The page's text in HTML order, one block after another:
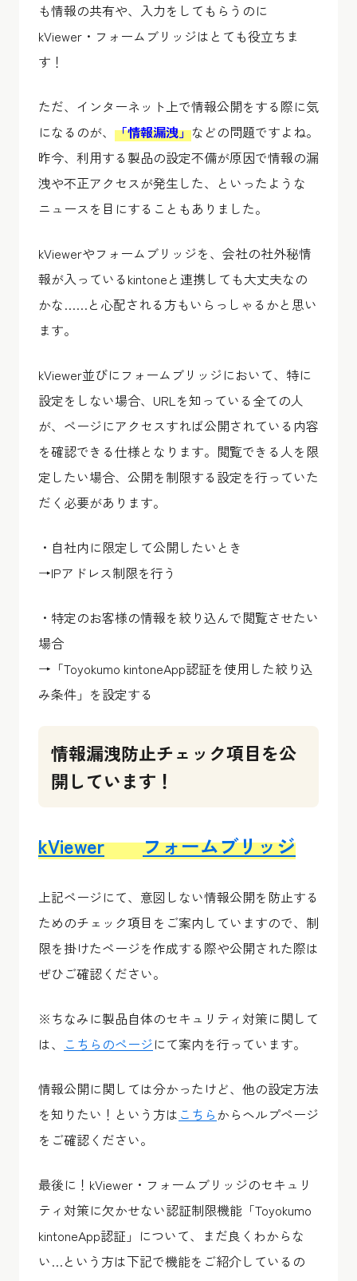
も情報の共有や、入力をしてもらうのに
kViewer・フォームブリッジはとても役立ちま
す！
ただ、インターネット上で情報公開をする際に気
になるのが、 「情報漏洩」などの問題ですよね。
昨今、利用する製品の設定不備が原因で情報の漏
洩や不正アクセスが発生した、といったような
ニュースを目にすることもありました。
kViewerやフォームブリッジを、会社の社外秘情
報が入っているkintoneと連携しても大丈夫なの
かな……と心配される方もいらっしゃるかと思い
ます。
kViewer並びにフォームブリッジにおいて、特に
設定をしない場合、URLを知っている全ての人
が、ページにアクセスすれば公開されている内容
を確認できる仕様となります。閲覧できる人を限
定したい場合、公開を制限する設定を行っていた
だく必要があります。
・自社内に限定して公開したいとき
→IPアドレス制限を行う
・特定のお客様の情報を絞り込んで閲覧させたい
場合
→「Toyokumo kintoneApp認証を使用した絞り込
み条件 」を設定する
情報漏洩防止チェック項目を公
開しています！
kViewer フォームブリッジ
上記ページにて、意図しない情報公開を防止する
ためのチェック項目をご案内していますので、制
限を掛けたページを作成する際や公開された際は
ぜひご確認ください。
※ちなみに製品自体のセキュリティ対策に関して
は、 こちらのページにて案内を行っています。
情報公開に関しては分かったけど、他の設定方法
を知りたい！という方は こちらからヘルプページ
をご確認ください。
最後に！kViewer・フォームブリッジのセキュリ
ティ対策に欠かせない認証制限機能「Toyokumo
kintoneApp認証」について、まだ良くわからな
い…という方は下記で機能をご紹介しているの